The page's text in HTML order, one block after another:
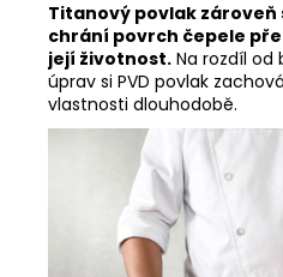
Titanový povlak
chrání povrch čepele
její životnost. Na rozdíl
úprav si PVD povlak
vlastnosti dlouhodobě.